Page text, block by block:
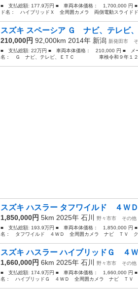
■ 支払総額: 177.9万円 ■ 車両本体価格： 1,700,000
ド名： ハイブリッドＸ 全周囲カメラ 両側電動スライド
スズキ スペーシア Ｇ ナビ、テ
210,000円 92,000km 2014年 新潟 新発田市
■ 支払総額: 22万円 ■ 車両本体価格： 210,000 円 ■
名： Ｇ ナビ、テレビ、ＥＴＣ 車検令和９年１２
スズキ ハスラー タフワイルド ４
1,850,000円 5km 2025年 石川 野々市市
その他
■ 支払総額: 193.9万円 ■ 車両本体価格： 1,850,000
名： タフワイルド ４ＷＤ 全周囲カメラ ナビ ＴＶ ク
スズキ ハスラー ハイブリッドＧ
1,660,000円 6km 2025年 石川 野々市市
その他
■ 支払総額: 174.9万円 ■ 車両本体価格： 1,660,000
名： ハイブリッドＧ ４ＷＤ 全周囲カメラ ナビ ＴＶ